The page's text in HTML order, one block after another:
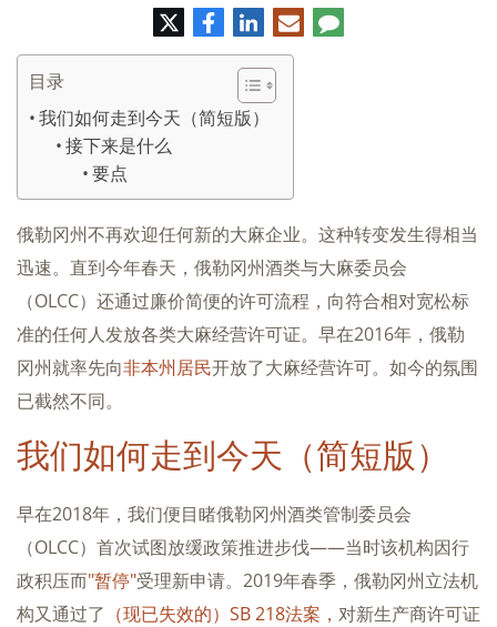
特
脸
书
领
英
电
子
评
论
目录
我们如何走到今天（简短版）
接下来是什么
要点
俄勒冈州不再欢迎任何新的大麻企业。这种转变发生得相当
迅速。直到今年春天，俄勒冈州酒类与大麻委员会
（OLCC）还通过廉价简便的许可流程，向符合相对宽松标
准的任何人发放各类大麻经营许可证。早在2016年，俄勒
冈州就率先向非本州居民开放了大麻经营许可。如今的氛围
已截然不同。
我们如何走到今天（简短版）
早在2018年，我们便目睹俄勒冈州酒类管制委员会
（OLCC）首次试图放缓政策推进步伐——当时该机构因行
政积压而"暂停"受理新申请。2019年春季，俄勒冈州立法机
构又通过了 （现已失效的）SB 218法案， 对新生产商许可证